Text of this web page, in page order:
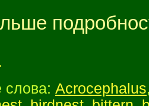
Acrocephalus